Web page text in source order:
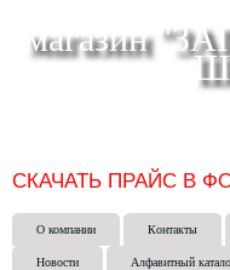
магазин
СКАЧАТЬ ПРАЙС В
О компании Контакты
Новости Алфавитный